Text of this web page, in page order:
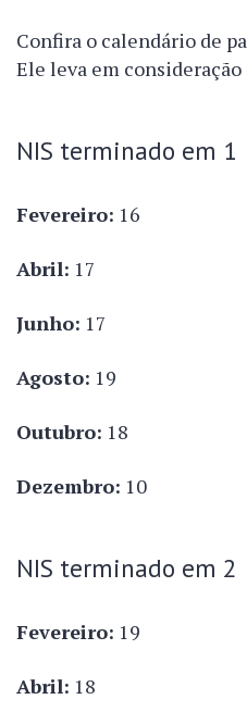
Confira o calendário de
Ele leva em
NIS terminado em 1
Fevereiro: 16
Abril: 17
Junho: 17
Agosto: 19
Outubro: 18
Dezembro: 10
NIS terminado em 2
Fevereiro: 19
Abril: 18